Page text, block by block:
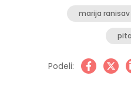
marija ranisav
Podeli: